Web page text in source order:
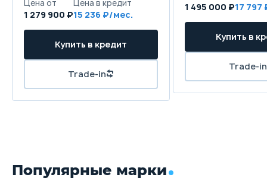
1 279 900 ₽15 236
1 495 000 ₽17 797
Популярные марки